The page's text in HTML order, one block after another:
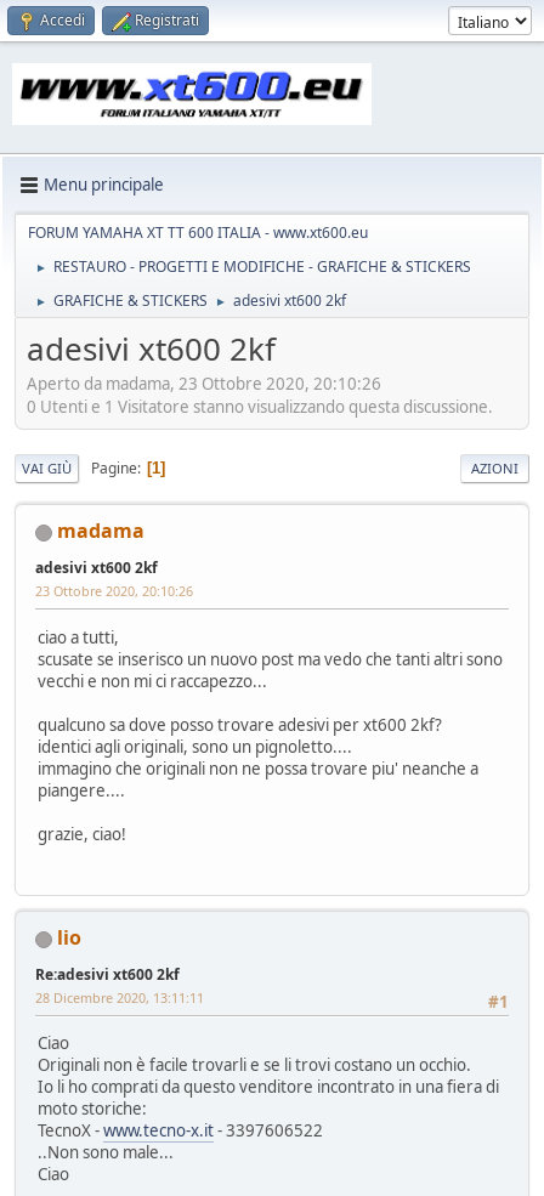
Accedi Registrati
Menu principale
FORUM YAMAHA XT TT 600 ITALIA - www.xt600.eu
► RESTAURO - PROGETTI E MODIFICHE - GRAFICHE & STICKERS
► GRAFICHE & STICKERS ► adesivi xt600 2kf
adesivi xt600 2kf
Aperto da madama, 23 Ottobre 2020, 20:10:26
0 Utenti e 1 Visitatore stanno visualizzando questa discussione.
VAI GIÙ Pagine 1 AZIONI
madama
adesivi xt600 2kf
23 Ottobre 2020, 20:10:26
ciao a tutti,
scusate se inserisco un nuovo post ma vedo che tanti altri sono
vecchi e non mi ci raccapezzo...
qualcuno sa dove posso trovare adesivi per xt600 2kf?
identici agli originali, sono un pignoletto....
immagino che originali non ne possa trovare piu' neanche a
piangere....
grazie, ciao!
lio
Re:adesivi xt600 2kf
#1
28 Dicembre 2020, 13:11:11
Ciao
Originali non è facile trovarli e se li trovi costano un occhio.
Io li ho comprati da questo venditore incontrato in una fiera di
moto storiche:
TecnoX -www.tecno-x.it- 3397606522
..Non sono male...
Ciao